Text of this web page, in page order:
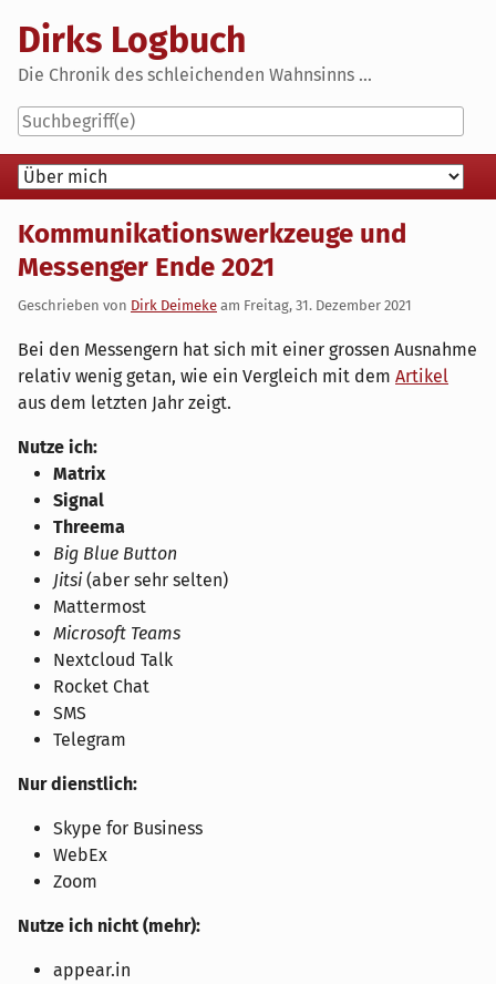
content
Dirks Logbuch
Die Chronik des schleichenden Wahnsinns ...
Navigation
Kommunikationswerkzeuge und
Messenger Ende 2021
Geschrieben von Dirk Deimeke am Freitag, 31. Dezember 2021
Bei den Messengern hat sich mit einer grossen Ausnahme
relativ wenig getan, wie ein Vergleich mit dem Artikel
aus dem letzten Jahr zeigt.
Nutze ich:
Matrix
Signal
Threema
Big Blue Button
Jitsi(aber sehr selten)
Mattermost
Microsoft Teams
Nextcloud Talk
Rocket Chat
SMS
Telegram
Nur dienstlich:
Skype for Business
WebEx
Zoom
Nutze ich nicht (mehr):
appear.in